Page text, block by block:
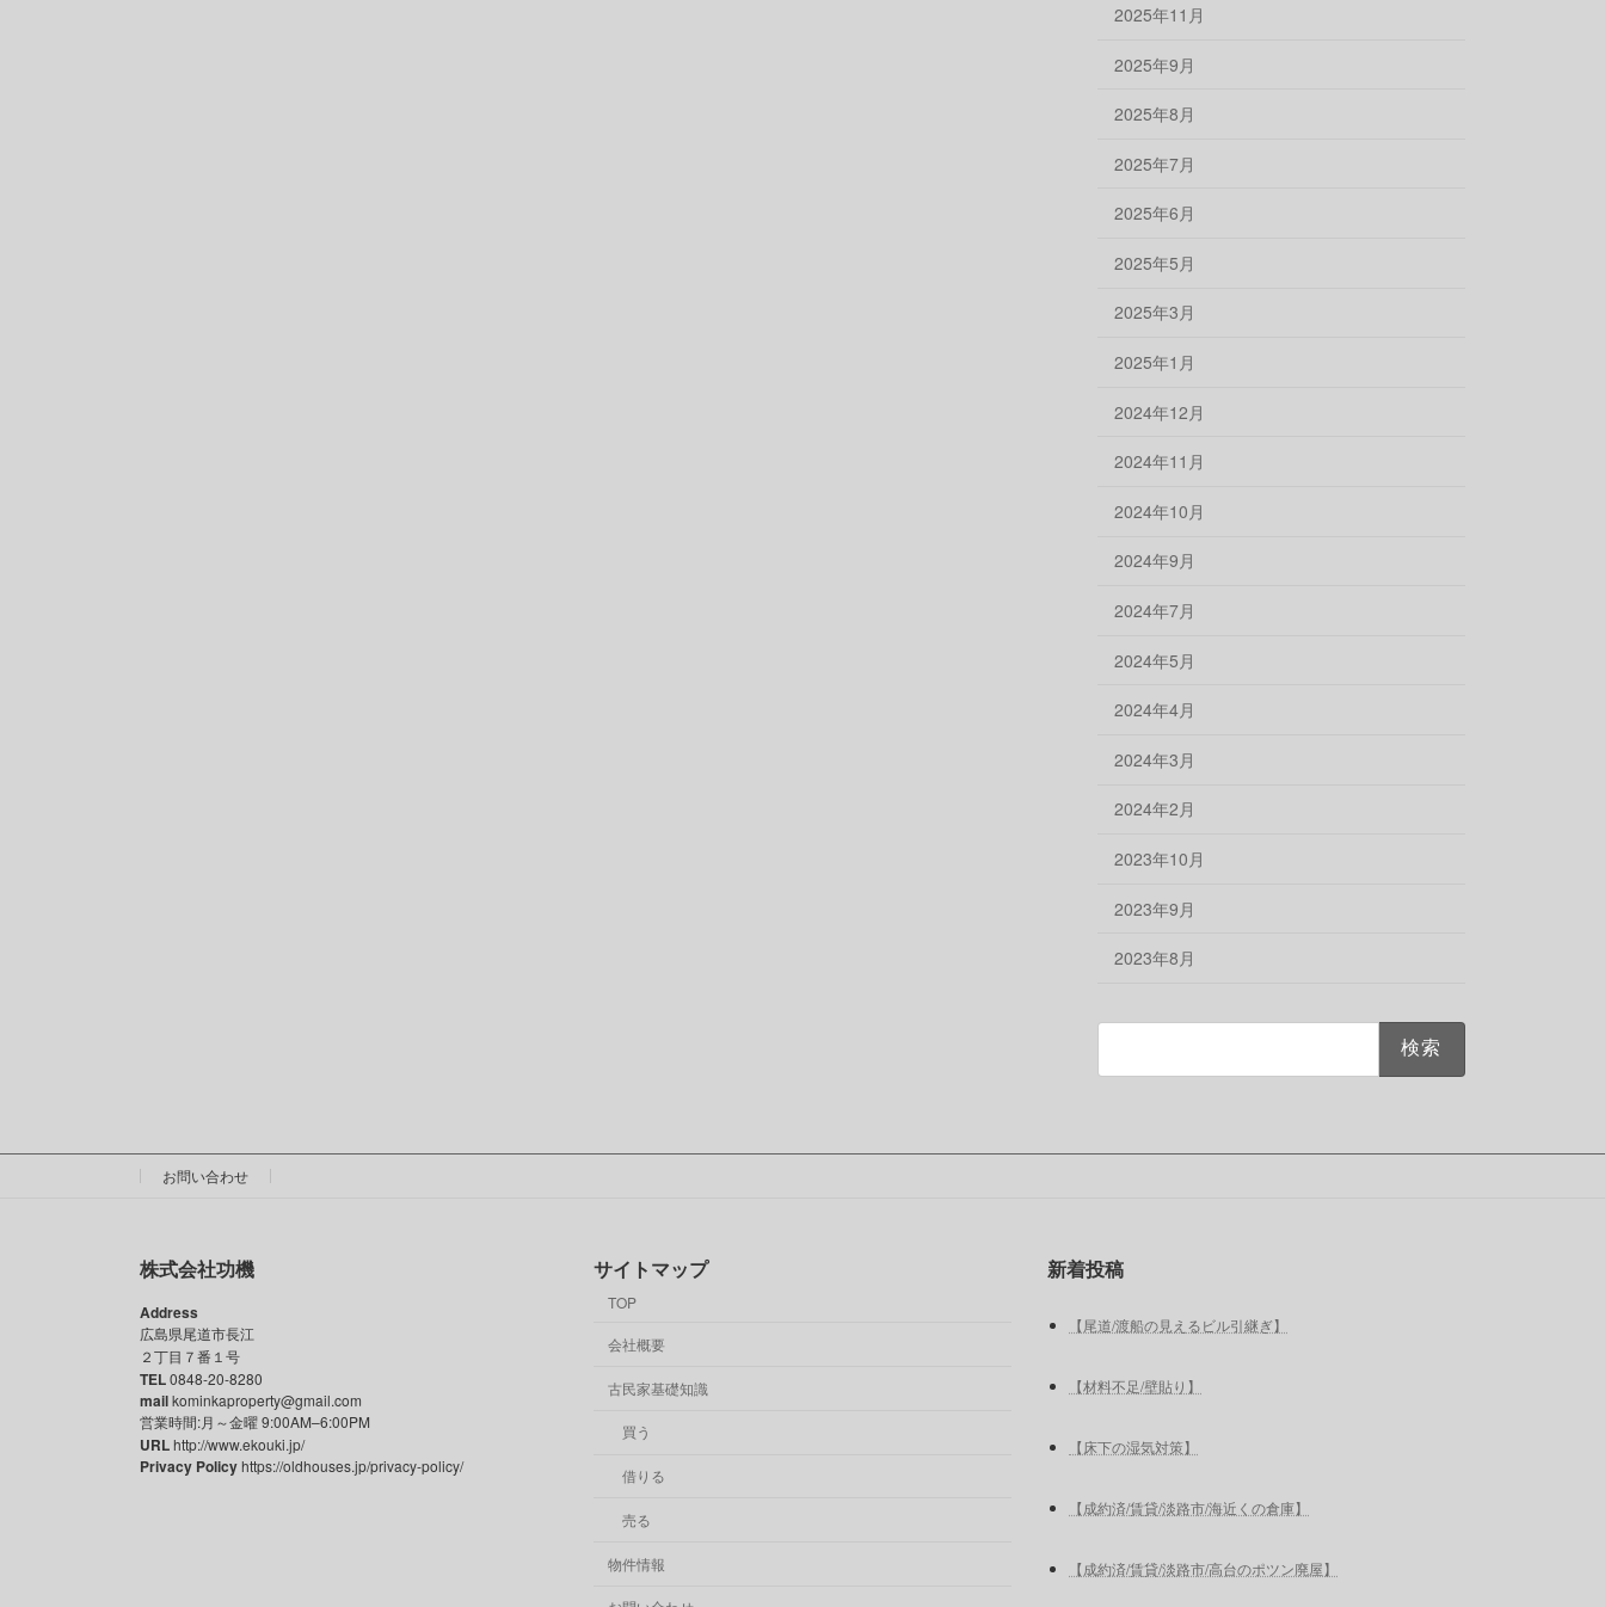
2025年11月
2025年9月
2025年8月
2025年7月
2025年6月
2025年5月
2025年3月
2025年1月
2024年12月
2024年11月
2024年10月
2024年9月
2024年7月
2024年5月
2024年4月
2024年3月
2024年2月
2023年10月
2023年9月
2023年8月
お問い合わせ
株式会社功機
Address
広島県尾道市長江
２丁目７番１号
TEL0848-20-8280
mailkominkaproperty@gmail.com
営業時間:月～金曜 9:00AM–6:00PM
URLhttp://www.ekouki.jp/
Privacy Policyhttps://oldhouses.jp/privacy-policy/
サイトマップ
TOP
会社概要
古民家基礎知識
買う
借りる
売る
物件情報
新着投稿
【尾道/渡船の見えるビル引継ぎ】
【材料不足/壁貼り】
【床下の湿気対策】
【成約済/賃貸/淡路市/海近くの倉庫】
【成約済/賃貸/淡路市/高台のポツン廃屋】